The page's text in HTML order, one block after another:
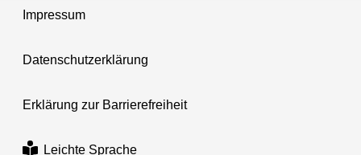
Impressum
Datenschutzerklärung
Erklärung zur Barrierefreiheit
Leichte Sprache